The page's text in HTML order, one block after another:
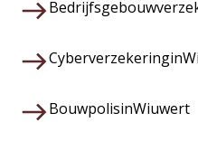
Cyberverzekeringin
BouwpolisinWiuwert